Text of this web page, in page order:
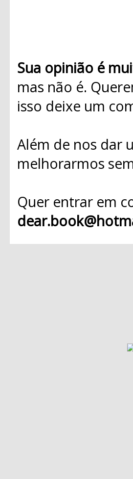
Sua opinião é
mas não é.
isso deixe um
Além de nos dar
melhorarmos
Quer entrar em